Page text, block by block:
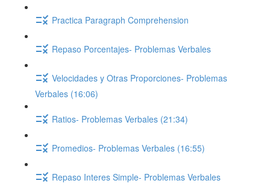
Practica Paragraph Comprehension
Repaso Porcentajes- Problemas Verbales
Velocidades y Otras Proporciones- Problemas
Verbales (16:06)
Ratios- Problemas Verbales (21:34)
Promedios- Problemas Verbales (16:55)
Repaso Interes Simple- Problemas Verbales